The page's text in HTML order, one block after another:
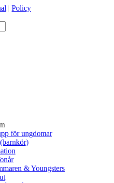
| Policy
för ungdomar
& Youngsters